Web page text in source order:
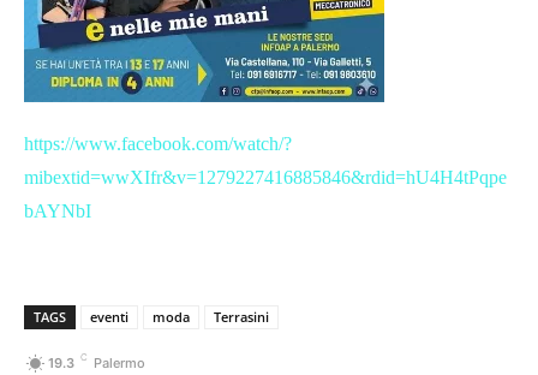
https://www.facebook.com/watch/?
mibextid=wwXIfr&v=1279227416885846&rdid=hU4H4tPqpe
bAYNbI
TAGS eventi moda Terrasini
19.3 C Palermo